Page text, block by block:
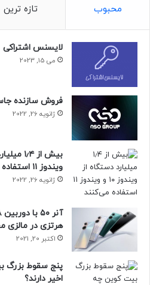
ارائه نکرده است. بااین‌وجود، غول
فروخته می‌شود.
محبوب تازه ترین
لایسنس اشتراکی
می 15, 2023
فروش سازنده
ژانویه 26, 2022
ویندوز ۱۱ استفاده می‌کنند
ژانویه 26, 2022
هرتزی در مالزی
اکتبر 20, 2021
پنج سقوط بزرگ
اخیر دارند؟